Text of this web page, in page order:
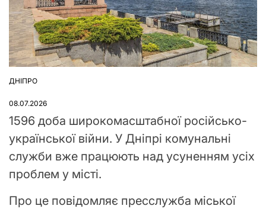
ОПУБЛІКУВАТИ
ДНІПРО
08.07.2026
1596 доба широкомасштабної російсько-
української війни. У Дніпрі комунальні
служби вже працюють над усуненням усіх
проблем у місті.
Про це повідомляє пресслужба міської